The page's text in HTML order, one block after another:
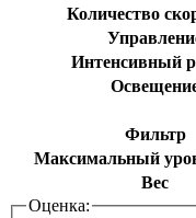
Количество
Интенсивный
Фильтр
Максимальный
Вес
Оценка: